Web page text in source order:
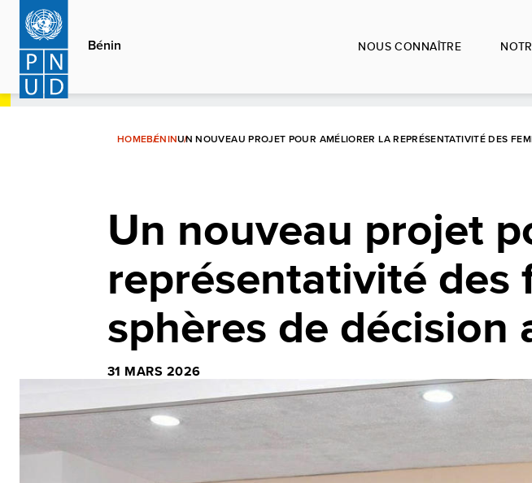
Aller
contenu
principal
Bénin NOUS CONNAÎTRE
HOMEBÉNINUN NOUVEAU PROJET POUR AMÉLIORER LA REPRÉSENTATIVITÉ DES
Un nouveau projet
représentativité des
sphères de décision
31 MARS 2026